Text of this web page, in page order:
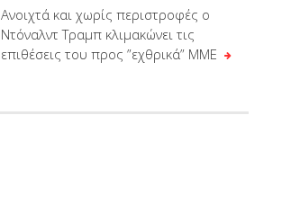
Ανοιχτά και χωρίς περιστροφές ο
Ντόναλντ Τραμπ κλιμακώνει τις
επιθέσεις του προς ”εχθρικά” ΜΜΕ